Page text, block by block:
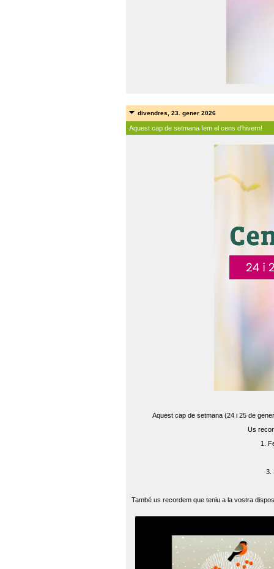
divendres, 23. gener 2026
Aquest cap de setmana fem el cens d'hivern!
Aquest cap de setmana (24 i 25 de
Us
1.
3.
També us recordem que teniu a la vostra